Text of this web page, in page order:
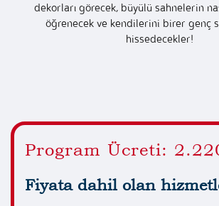
dekorları görecek, büyülü sahnelerin
öğrenecek ve kendilerini birer genç
hissedecekler!
Program Ücreti:
Fiyata dahil olan